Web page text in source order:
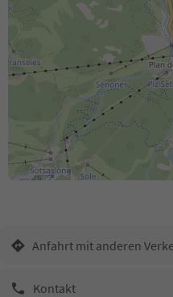
Anfahrt mit anderen
Kontakt